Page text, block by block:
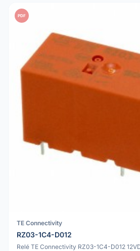
PDF
TE Connectivity
RZ03-1C4-D012
Relé TE Connectivity RZ03-1C4-D012